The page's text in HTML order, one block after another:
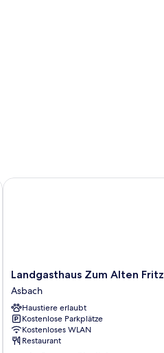
Landgasthaus
Zum
Alten
Fritz
Asbach
Landgasthaus Zum Alten Fritz
Asbach
Haustiere erlaubt
Kostenlose Parkplätze
Kostenloses WLAN
Restaurant
Landgasthaus Zum Alten Fritz